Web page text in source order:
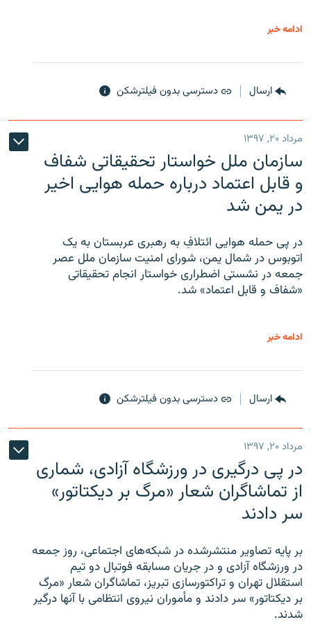
ادامه خبر
ارسال دسترسی بدون فیلترشکن
مرداد ۲۰, ۱۳۹۷
سازمان ملل خواستار تحقیقاتی شفاف
و قابل اعتماد درباره حمله هوایی اخیر
در یمن شد
در پی حمله هوایی ائتلافِ به رهبری عربستان به یک
اتوبوس در شمال یمن، شورای امنیت سازمان ملل عصر
جمعه در نشستی اضطراری خواستار انجام تحقیقاتی
«شفاف و قابل اعتماد» شد.
ادامه خبر
ارسال دسترسی بدون فیلترشکن
مرداد ۲۰, ۱۳۹۷
در پی درگیری در ورزشگاه آزادی، شماری
از تماشاگران شعار «مرگ بر دیکتاتور»
سر دادند
بر پایه تصاویر منتشرشده در شبکه‌های اجتماعی، روز جمعه
در ورزشگاه آزادی و در جریان مسابقه فوتبال دو تیم
استقلال تهران و تراکتورسازی تبریز، تماشاگران شعار «مرگ
بر دیکتاتور» سر دادند و مأموران نیروی انتظامی با آنها درگیر
شدند.